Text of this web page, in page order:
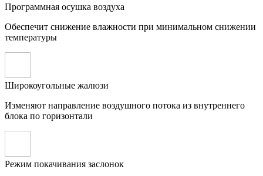
Программная осушка воздуха
Обеспечит снижение влажности при минимальном снижении
температуры
Широкоугольные жалюзи
Изменяют направление воздушного потока из внутреннего
блока по горизонтали
Режим покачивания заслонок